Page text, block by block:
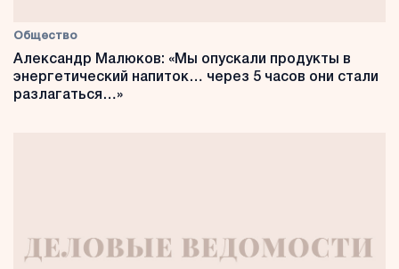
Общество
Александр Малюков: «Мы опускали продукты в
энергетический напиток… через 5 часов они стали
разлагаться…»